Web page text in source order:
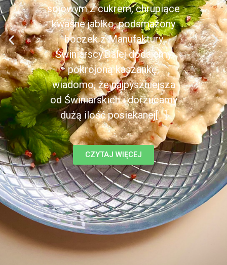
sojowym z cukrem, chrupiące
kwaśne jabłko, podsmażony
boczek z Manufaktury
Świniarscy.Dalej dodajemy
pokrojoną kaszankę,
wiadomo, że najpyszniejsza
od Świniarskich i dorzucamy
dużą ilość posiekanej[...]
CZYTAJ WIĘCEJ